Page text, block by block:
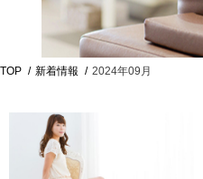
TOP 新着情報 2024年09月